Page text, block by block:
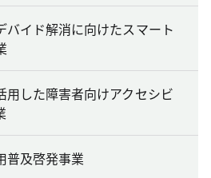
バイド解消に向けたスマート
用した障害者向けアクセシビ
普及啓発事業